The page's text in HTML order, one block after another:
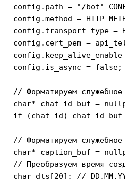
config.path = "/bot"
config.method =
config.transport_type =
config.cert_pem =
config.keep_alive_enable
  config.is_async = false;
// Форматируем служебное
char* chat_id_buf =
if (chat_id)
// Форматируем
char* caption_buf =
// Преобразуем время
char dts[20]; //